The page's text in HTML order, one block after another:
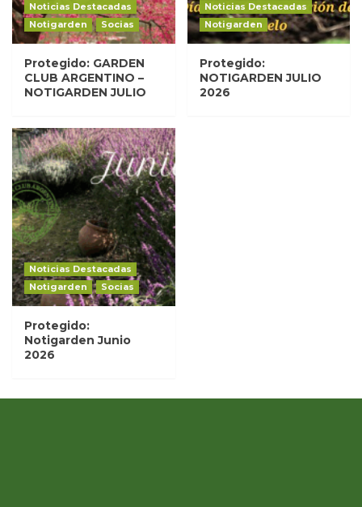
Noticias Destacadas
Notigarden
Socias
Protegido: GARDEN
CLUB ARGENTINO –
NOTIGARDEN JULIO
Noticias Destacadas
Notigarden
Protegido:
NOTIGARDEN JULIO
2026
Noticias Destacadas
Notigarden
Socias
Protegido:
Notigarden Junio
2026